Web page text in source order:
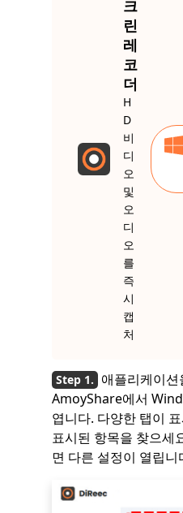
크
린
레
코
더
H
D
비
디
오
및
오
디
오
를
즉
시
캡
처
애플리케이
AmoyShare에서
엽니다. 다양한 탭이
표시된 항목을 찾으세
면 다른 설정이 열립니